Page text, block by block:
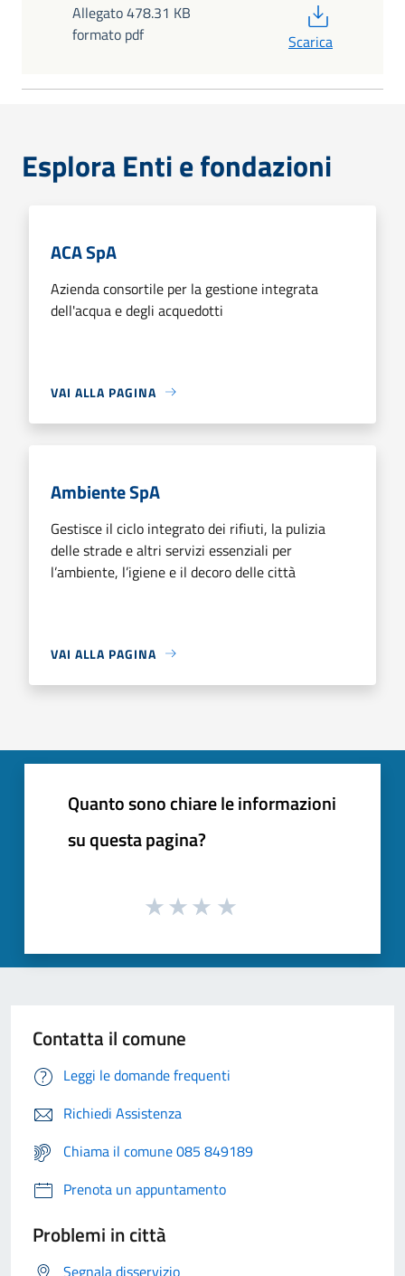
Allegato 478.31 KB
formato pdf
Scarica
Esplora Enti e fondazioni
ACA SpA
Azienda consortile per la gestione integrata
dell'acqua e degli acquedotti
VAI ALLA PAGINA
Ambiente SpA
Gestisce il ciclo integrato dei rifiuti, la pulizia
delle strade e altri servizi essenziali per
l’ambiente, l’igiene e il decoro delle città
VAI ALLA PAGINA
Quanto sono chiare le informazioni
su questa pagina?
Contatta il comune
Leggi le domande frequenti
Richiedi Assistenza
Chiama il comune 085 849189
Prenota un appuntamento
Problemi in città